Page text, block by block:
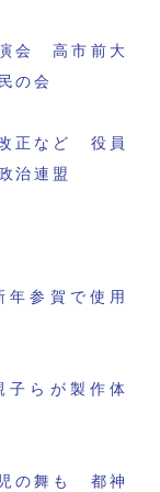
会 高市前大
の会
正など 役員
治連盟
参賀で使用
らが製作体
の舞も 都神